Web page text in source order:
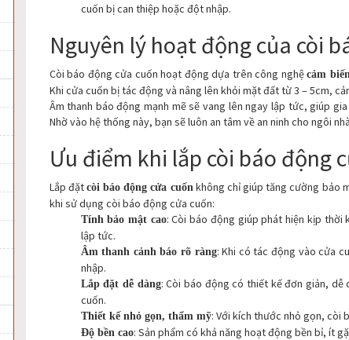
cuốn bị can thiệp hoặc đột nhập.
Nguyên lý hoạt động của còi
Còi báo động cửa cuốn hoạt động dựa trên công nghệcảm
Khi cửa cuốn bị tác động và nâng lên khỏi mặt đất từ 3 – 5cm,
Âm thanh báo động mạnh mẽ sẽ vang lên ngay lập tức, giúp
Nhờ vào hệ thống này, bạn sẽ luôn an tâm về an ninh cho ngôi
Ưu điểm khi lắp còi báo động
Lắp đặt còi báo động cửa cuốn không chỉ giúp tăng cường bảo
khi sử dụng còi báo động cửa cuốn:
Tính bảo mật cao: Còi báo động giúp phát hiện kịp thời
lập tức.
Âm thanh cảnh báo rõ ràng: Khi có tác động vào cửa
nhập.
Lắp đặt dễ dàng: Còi báo động có thiết kế đơn giản, dễ
cuốn.
Thiết kế nhỏ gọn, thẩm mỹ: Với kích thước nhỏ gọn, còi
Độ bền cao: Sản phẩm có khả năng hoạt động bền bỉ, ít